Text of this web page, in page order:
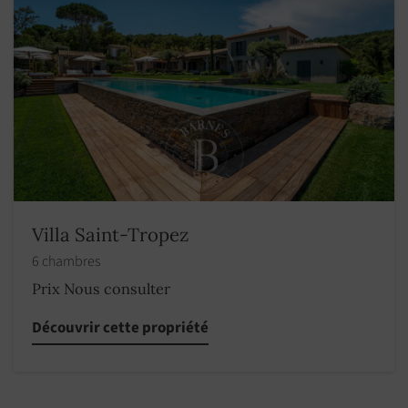
Villa Saint-Tropez
6 chambres
Prix Nous consulter
Découvrir cette propriété